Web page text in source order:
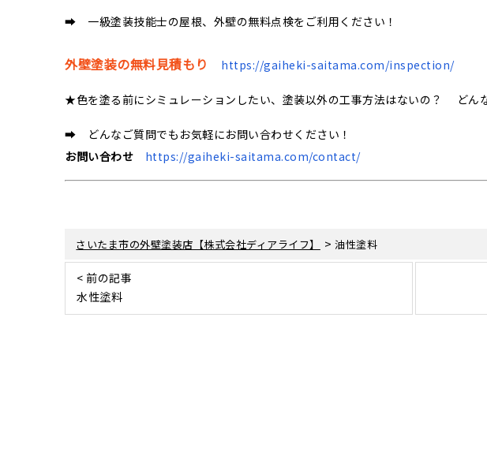
➡ 一級塗装技能士の屋根、外壁の無料点検をご利用ください！
外壁塗装の無料見積もり https://gaiheki-saitama.com/inspection/
★色を塗る前にシミュレーションしたい、塗装以外の工事方法はないの？ どん
➡ どんなご質問でもお気軽にお問い合わせください！
お問い合わせ
https://gaiheki-saitama.com/contact/
さいたま市の外壁塗装店【株式会社ディアライフ】 >油性塗料
< 前の記事
水性塗料